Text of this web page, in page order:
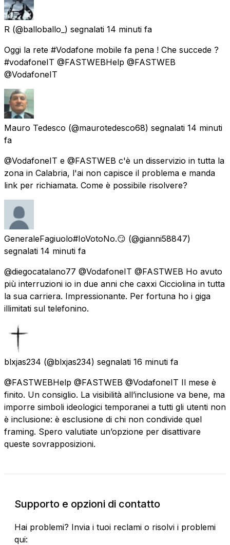
R (@balloballo_) segnalati 14 minuti fa
Oggi la rete #Vodafone mobile fa pena ! Che succede ?
#vodafoneIT @FASTWEBHelp @FASTWEB
@VodafoneIT
Mauro Tedesco (@maurotedesco68) segnalati 14 minuti
fa
@VodafoneIT e @FASTWEB c'è un disservizio in tutta la
zona in Calabria, l'ai non capisce il problema e manda
link per richiamata. Come è possibile risolvere?
GeneraleFagiuolo#IoVotoNo.😏 (@gianni58847)
segnalati 14 minuti fa
@diegocatalano77 @VodafoneIT @FASTWEB Ho avuto
più interruzioni io in due anni che caxxi Cicciolina in tutta
la sua carriera. Impressionante. Per fortuna ho i giga
illimitati sul telefonino.
blxjas234 (@blxjas234) segnalati 16 minuti fa
@FASTWEBHelp @FASTWEB @VodafoneIT Il mese è
finito. Un consiglio. La visibilità all’inclusione va bene, ma
imporre simboli ideologici temporanei a tutti gli utenti non
è inclusione: è esclusione di chi non condivide quel
framing. Spero valutiate un’opzione per disattivare
queste sovrapposizioni.
Supporto e opzioni di contatto
Hai problemi? Invia i tuoi reclami o risolvi i problemi
qui: